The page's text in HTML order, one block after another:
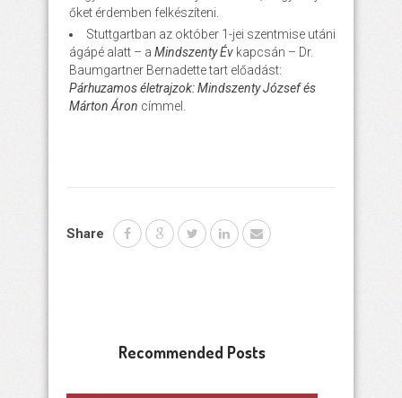
őket érdemben felkészíteni.
Stuttgartban az október 1-jei szentmise utáni
ágápé alatt – a Mindszenty Év kapcsán – Dr.
Baumgartner Bernadette tart előadást:
Párhuzamos életrajzok: Mindszenty József és
Márton Áron címmel.
Share
Recommended Posts